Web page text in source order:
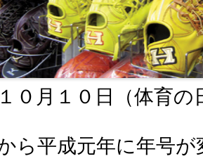
０月１０日（体育
ら平成元年に年号